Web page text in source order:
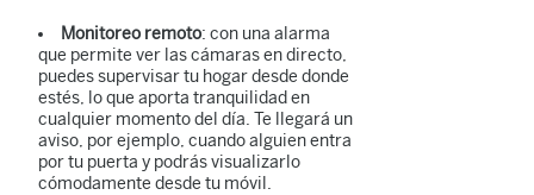
Monitoreo remoto: con una alarma
que permite ver las cámaras en directo,
puedes supervisar tu hogar desde donde
estés, lo que aporta tranquilidad en
cualquier momento del día. Te llegará un
aviso, por ejemplo, cuando alguien entra
por tu puerta y podrás visualizarlo
cómodamente desde tu móvil.